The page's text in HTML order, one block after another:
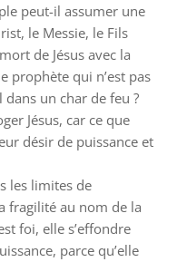
peut-il assumer une
le Messie, le Fils
de Jésus avec la
prophète qui n’est pas
un char de feu ?
Jésus, car ce que
désir de puissance et
les limites de
fragilité au nom de la
foi, elle s’effondre
parce qu’elle